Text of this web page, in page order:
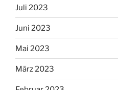
Juli 2023
Juni 2023
Mai 2023
März 2023